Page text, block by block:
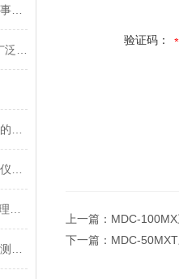
验证码：
上一篇： MDC-
下一篇： MDC-